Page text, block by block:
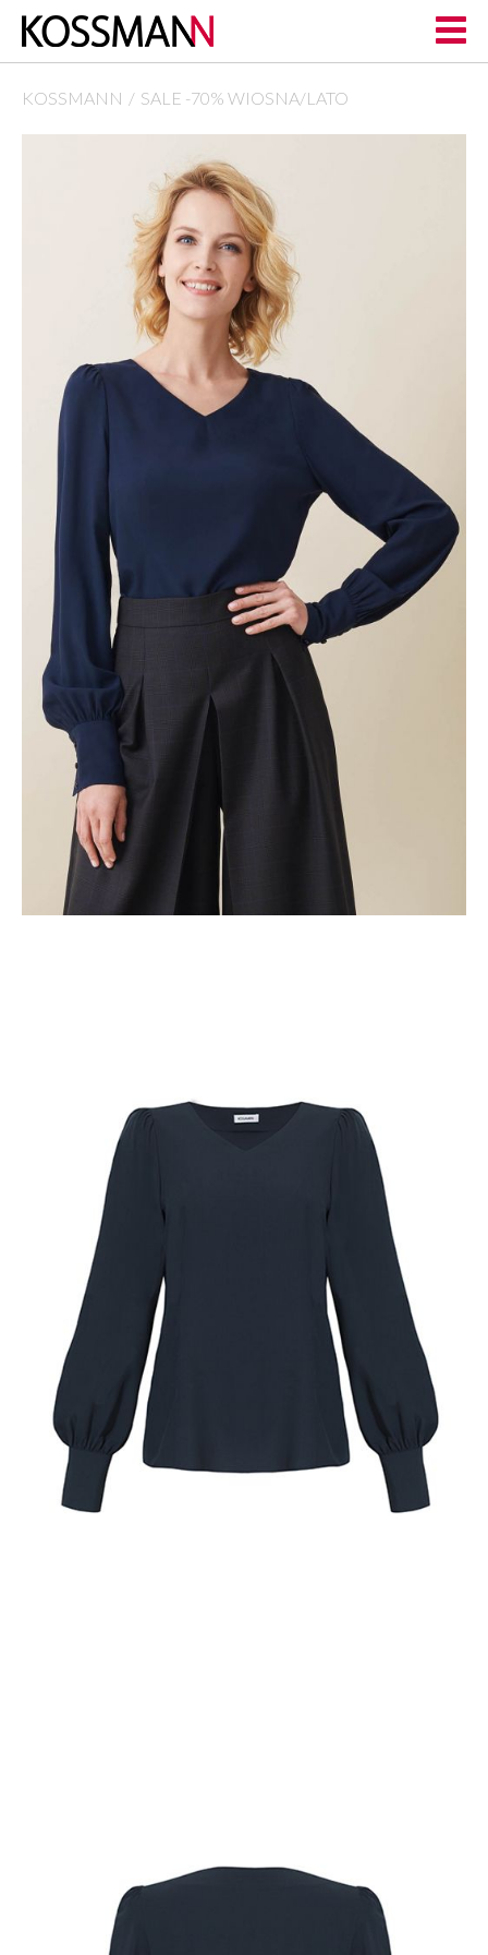
KOSSMANN SALE -70% WIOSNA/LATO